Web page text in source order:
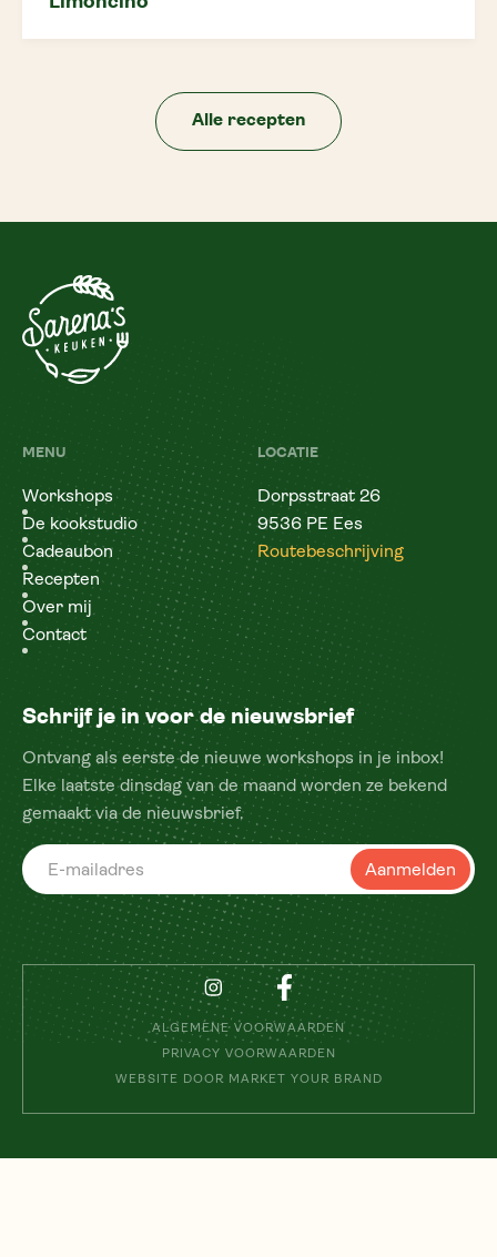
Alle recepten
MENU
Workshops
De kookstudio
Cadeaubon
Recepten
Over mij
Contact
LOCATIE
Dorpsstraat 26
9536 PE Ees
Routebeschrijving
Schrijf je in voor de nieuwsbrief
Ontvang als eerste de nieuwe workshops in je inbox!
Elke laatste dinsdag van de maand worden ze bekend
gemaakt via de nieuwsbrief.
ALGEMENE VOORWAARDEN
PRIVACY VOORWAARDEN
WEBSITE DOOR MARKET YOUR BRAND